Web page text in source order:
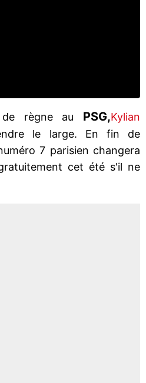
de règne au PSG,Kylian
le large. En fin de
7 parisien changera
cet été s'il ne